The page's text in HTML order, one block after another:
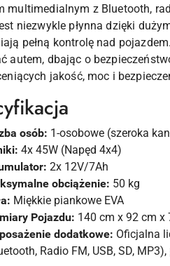
multimedialnym z Bluetooth,
niezwykle płynna dzięki
pełną kontrolę nad
autem, dbając o
jakość, moc i
osób: 1-osobowe (szeroka
4x 45W (Napęd 4x4)
2x 12V/7Ah
obciążenie: 50 kg
Miękkie piankowe EVA
Pojazdu: 140 cm x 92 cm x
dodatkowe: Oficjalna
Radio FM, USB, SD,